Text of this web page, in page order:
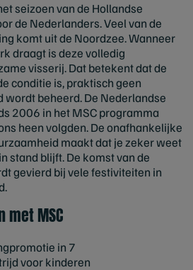
seizoen van de Hollandse
de Nederlanders. Veel van de
komt uit de Noordzee. Wanneer
draagt is deze volledig
visserij. Dat betekent dat de
conditie is, praktisch geen
wordt beheerd. De Nederlandse
2006 in het MSC programma
heen volgden. De onafhankelijke
maakt dat je zeker weet
stand blijft. De komst van de
gevierd bij vele festiviteiten in
MSC
in 7
voor kinderen